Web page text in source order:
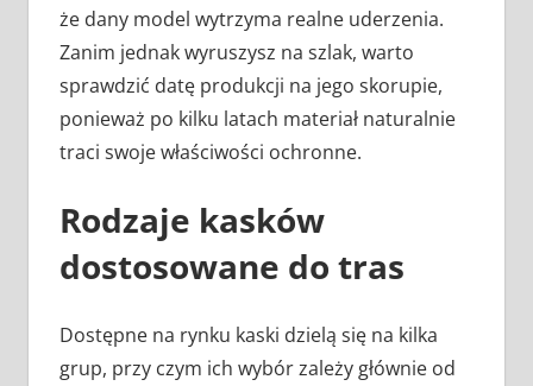
że dany model wytrzyma realne uderzenia.
Zanim jednak wyruszysz na szlak, warto
sprawdzić datę produkcji na jego skorupie,
ponieważ po kilku latach materiał naturalnie
traci swoje właściwości ochronne.
Rodzaje kasków
dostosowane do tras
Dostępne na rynku kaski dzielą się na kilka
grup, przy czym ich wybór zależy głównie od